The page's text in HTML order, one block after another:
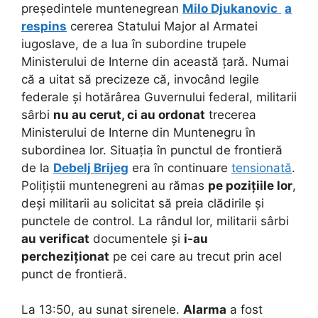
președintele muntenegrean Milo Djukanovic a
respins cererea Statului Major al Armatei
iugoslave, de a lua în subordine trupele
Ministerului de Interne din această țară. Numai
că a uitat să precizeze că, invocând legile
federale și hotărârea Guvernului federal, militarii
sârbi nu au cerut, ci au ordonat trecerea
Ministerului de Interne din Muntenegru în
subordinea lor. Situația în punctul de frontieră
de la Debelj Brijeg era în continuare tensionată.
Polițiștii muntenegreni au rămas pe pozițiile lor,
deși militarii au solicitat să preia clădirile și
punctele de control. La rândul lor, militarii sârbi
au verificat documentele și i-au
percheziționat pe cei care au trecut prin acel
punct de frontieră.
La 13:50, au sunat sirenele. Alarma a fost